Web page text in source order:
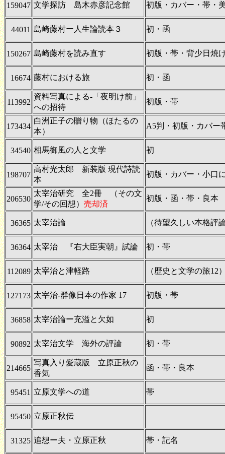
159047 文学探訪 島木赤彦記念館 初版・カバー・帯・
44011 島崎藤村ー人生論読本３ 初・函
150267 島崎藤村を読み直す 初版・帯・背少日焼
16674 藤村における旅 初・函
113992
資料写真による-「夜明け前」
への招待
初版・帯
173434
白洲正子の贈り物（ほたるの
本）
A5判・初版・カバー
34540 相馬御風の人と文学 初
198707
高村光太郎 新装版 現代詩読
本
初版・カバー・小口
206530
太宰治研究 全2冊 （その文
学/その回想） 売却済
初版・函・帯・良本
36365 太宰治論 （待望久しい本格評
36364 太宰治 『右大臣実朝』試論 初・帯
112089 太宰治と津軽路 （歴史と文学の旅12
127173 太宰治-群像日本の作家 17 初版・帯
36858 太宰治論ー充溢と欠如 初
90892 太宰治文学 海外の評論 初・帯
214665
写真入り愛蔵版 立原正秋の
香気
函・帯・良本
95451 立原文学への道 帯
95450 立原正秋伝
31325 追想ー夫・立原正秋 帯・記名